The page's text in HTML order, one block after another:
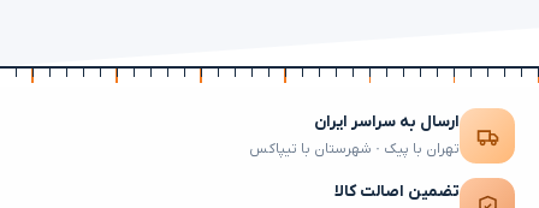
ارسال به سراسر ایران
تهران با پیک · شهرستان با تیپاکس
تضمین اصالت کالا